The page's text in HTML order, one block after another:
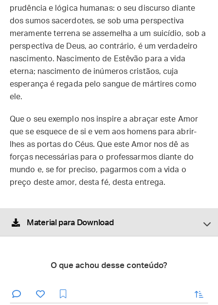
prudência e lógica humanas: o seu discurso diante
dos sumos sacerdotes, se sob uma perspectiva
meramente terrena se assemelha a um suicídio, sob a
perspectiva de Deus, ao contrário, é um verdadeiro
nascimento. Nascimento de Estêvão para a vida
eterna; nascimento de inúmeros cristãos, cuja
esperança é regada pelo sangue de mártires como
ele.
Que o seu exemplo nos inspire a abraçar este Amor
que se esquece de si e vem aos homens para abrir-
lhes as portas do Céus. Que este Amor nos dê as
forças necessárias para o professarmos diante do
mundo e, se for preciso, pagarmos com a vida o
preço deste amor, desta fé, desta entrega.
Material para Download
O que achou desse conteúdo?
enviar